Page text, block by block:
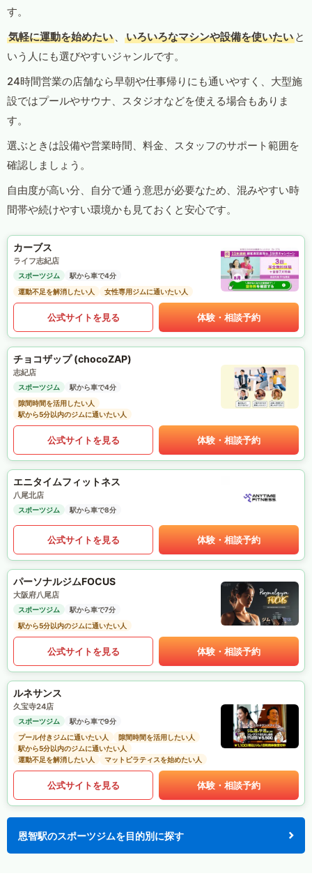
す。
気軽に運動を始めたい 、 いろいろなマシンや設備を使いたい と
いう人にも選びやすいジャンルです。
24時間営業の店舗なら早朝や仕事帰りにも通いやすく、大型施
設ではプールやサウナ、スタジオなどを使える場合もありま
す。
選ぶときは設備や営業時間、料金、スタッフのサポート範囲を
確認しましょう。
自由度が高い分、自分で通う意思が必要なため、混みやすい時
間帯や続けやすい環境かも見ておくと安心です。
カーブス
ライフ志紀店
スポーツジム
駅から車で4分
運動不足を解消したい人
女性専用ジムに通いたい人
公式サイトを見る 体験・相談予約
チョコザップ (chocoZAP)
志紀店
スポーツジム
駅から車で4分
隙間時間を活用したい人
駅から5分以内のジムに通いたい人
公式サイトを見る 体験・相談予約
エニタイムフィットネス
八尾北店
スポーツジム 駅から車で8分
公式サイトを見る 体験・相談予約
パーソナルジムFOCUS
大阪府八尾店
スポーツジム
駅から車で7分
駅から5分以内のジムに通いたい人
公式サイトを見る 体験・相談予約
ルネサンス
久宝寺24店
スポーツジム
駅から車で9分
プール付きジムに通いたい人
隙間時間を活用したい人
駅から5分以内のジムに通いたい人
運動不足を解消したい人
マットピラティスを始めたい人
公式サイトを見る 体験・相談予約
恩智駅のスポーツジムを目的別に探す